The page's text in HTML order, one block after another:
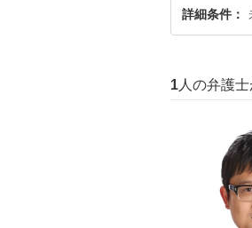
詳細条件
1 人の弁護